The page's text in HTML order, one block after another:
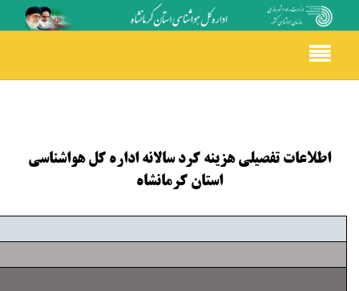
Toggle
navigation
اطلاعات تفصیلی هزینه کرد سالانه اداره کل هواشناسی
استان کرمانشاه